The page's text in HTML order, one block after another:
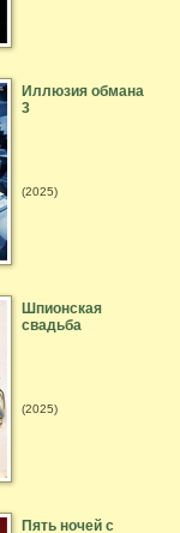
Иллюзия обмана
3
(2025)
Шпионская
свадьба
(2025)
Пять ночей с